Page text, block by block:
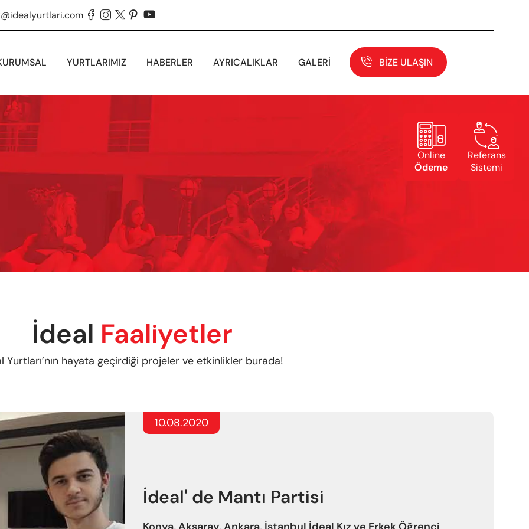
    
YURTLARIMIZ HABERLER AYRICALIKLAR GALERI BIZE ULAŞIN

Online
Ödeme

Referans
Sistemi
İdeal Faaliyetler
Yurtları’nın hayata geçirdiği projeler ve etkinlikler burada!
10.08.2020
İdeal' de Mantı Partisi